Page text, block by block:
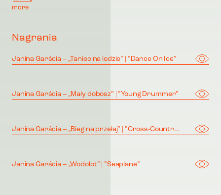
more
Nagrania
Janina Garścia – „Taniec na lodzie” | ”Dance On Ice”
Janina Garścia – „Mały dobosz” | ”Young Drummer”
Janina Garścia – „Bieg na przełaj” | ”Cross-Country Race”
Janina Garścia – „Wodolot” | ”Seaplane”